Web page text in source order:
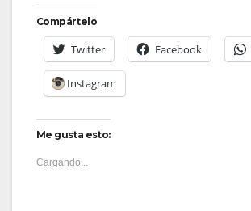
Compártelo
Twitter Facebook
Instagram
Me gusta esto:
Cargando...